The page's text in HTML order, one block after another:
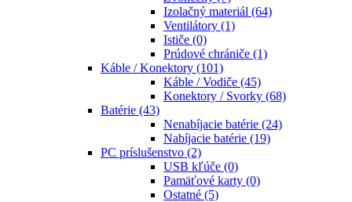
Izolačný materiál (64)
Ventilátory (1)
Ističe (0)
Prúdové chrániče (1)
Káble / Konektory (101)
Káble / Vodiče (45)
Konektory / Svorky (68)
Batérie (43)
Nenabíjacie batérie (24)
Nabíjacie batérie (19)
PC príslušenstvo (2)
USB kľúče (0)
Pamäťové karty (0)
Ostatné (5)